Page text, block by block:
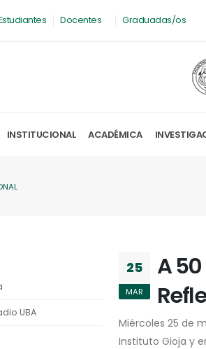
Docentes Graduadas/os
INSTITUCIONAL ACADÉMICA
UBA
25
MAR
A
Miércoles 25 de
Instituto Gioja y